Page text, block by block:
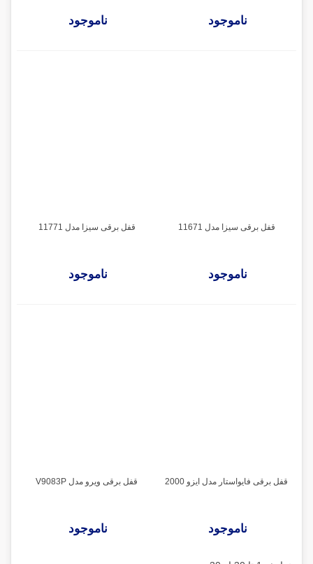
ناموجود ناموجود
قفل برقی سیزا مدل 11671
ناموجود
قفل برقی سیزا مدل 11771
ناموجود
قفل برقی فایواستار مدل ایزو 2000
ناموجود
قفل برقی ویرو مدل V9083P
ناموجود